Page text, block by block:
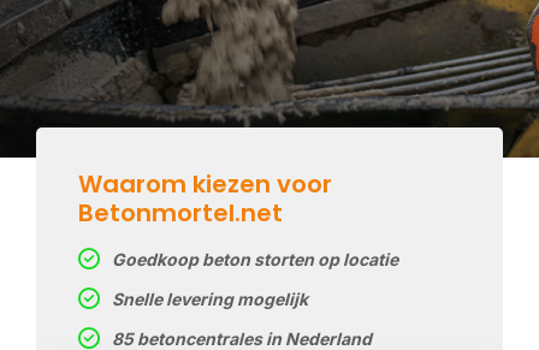
Waarom kiezen voor
Betonmortel.net
Goedkoop beton storten op locatie
Snelle levering mogelijk
85 betoncentrales in Nederland